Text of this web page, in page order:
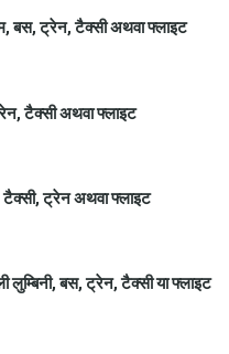
बस, ट्रेन, टैक्सी अथवा फ्लाइट
टैक्सी अथवा फ्लाइट
ट्रेन अथवा फ्लाइट
लुम्बिनी, बस, ट्रेन, टैक्सी या फ्लाइट